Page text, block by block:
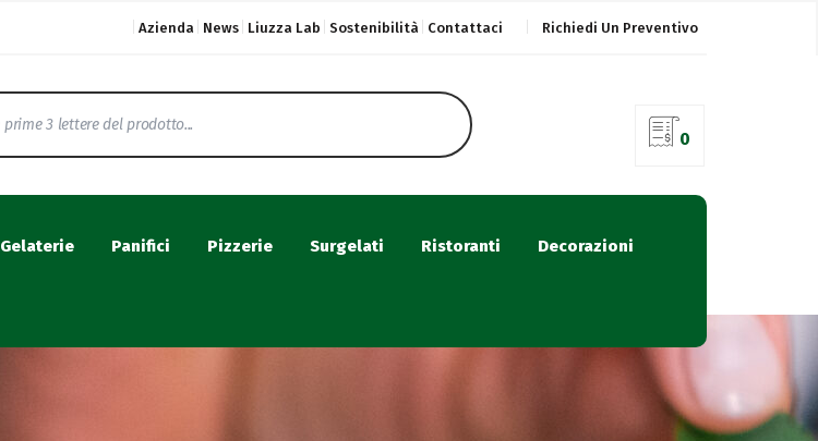
Azienda News Liuzza Lab Sostenibilità Contattaci Richiedi Un Preventivo
0
Gelaterie Panifici Pizzerie Surgelati Ristoranti Decorazioni